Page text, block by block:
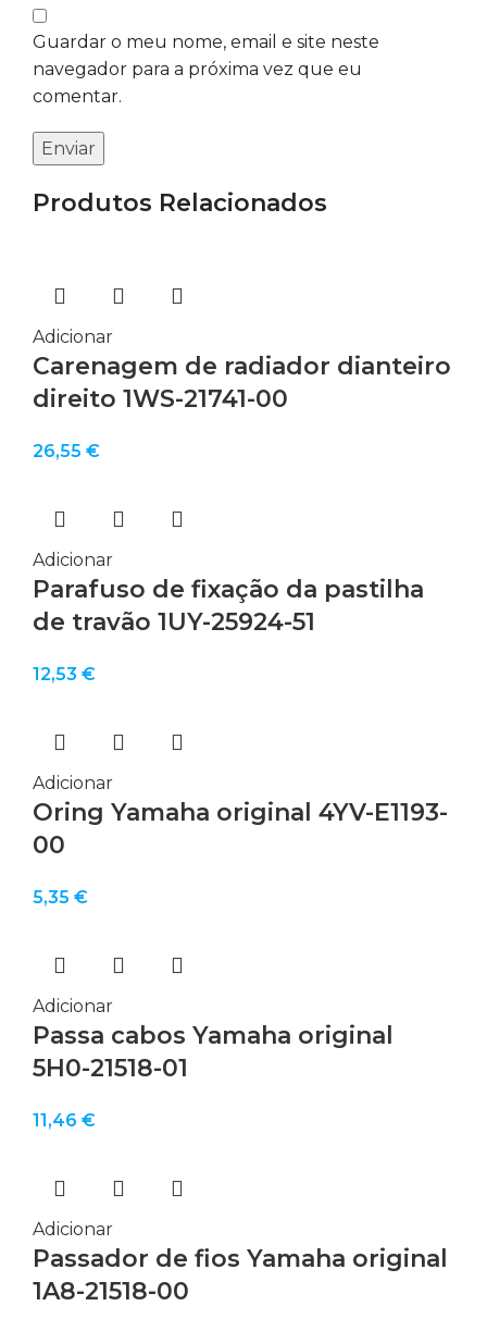
Guardar o meu nome, email e site neste
navegador para a próxima vez que eu
comentar.
Produtos Relacionados
Adicionar
Carenagem de radiador dianteiro
direito 1WS-21741-00
26,55 €
Adicionar
Parafuso de fixação da pastilha
de travão 1UY-25924-51
12,53 €
Adicionar
Oring Yamaha original 4YV-E1193-
00
5,35 €
Adicionar
Passa cabos Yamaha original
5H0-21518-01
11,46 €
Adicionar
Passador de fios Yamaha original
1A8-21518-00